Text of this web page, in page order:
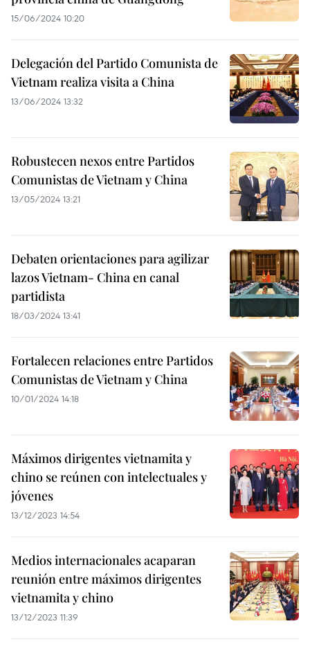
15/06/2024 10:20
Delegación del Partido Comunista de
Vietnam realiza visita a China
13/06/2024 13:32
Robustecen nexos entre Partidos
Comunistas de Vietnam y China
13/05/2024 13:21
Debaten orientaciones para agilizar
lazos Vietnam- China en canal
partidista
18/03/2024 13:41
Fortalecen relaciones entre Partidos
Comunistas de Vietnam y China
10/01/2024 14:18
Máximos dirigentes vietnamita y
chino se reúnen con intelectuales y
jóvenes
13/12/2023 14:54
Medios internacionales acaparan
reunión entre máximos dirigentes
vietnamita y chino
13/12/2023 11:39